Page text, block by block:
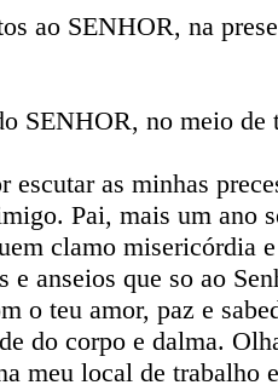
ao SENHOR, na
SENHOR, no meio
escutar as minhas
Pai, mais um ano
clamo misericórdia
e anseios que so ao
o teu amor, paz e
do corpo e dalma.
meu local de trabalho